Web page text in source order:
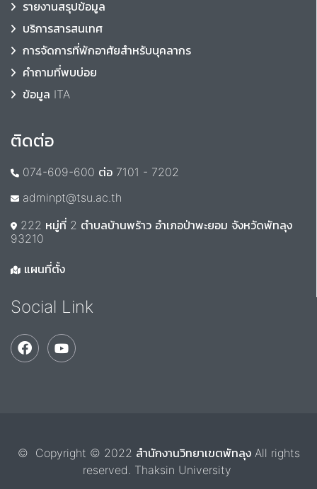
รายงานสรุปข้อมูล
บริการสารสนเทศ
การจัดการที่พักอาศัยสำหรับบุคลากร
คำถามที่พบบ่อย
ข้อมูล ITA
ติดต่อ
074-609-600 ต่อ 7101 - 7202
adminpt@tsu.ac.th
222 หมู่ที่ 2 ตำบลบ้านพร้าว อำเภอป่าพะยอม จังหวัดพัทลุง
93210
แผนที่ตั้ง
Social Link
© Copyright © 2022 สำนักงานวิทยาเขตพัทลุง All rights
reserved. Thaksin University